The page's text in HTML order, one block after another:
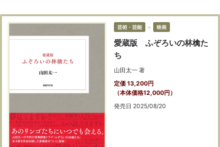
芸術・芸能 ＞ 映画
愛蔵版 ふぞろいの林檎た
ち
山田太一 著
定価 13,200円
（本体価格12,000円）
発売日 2025/08/20